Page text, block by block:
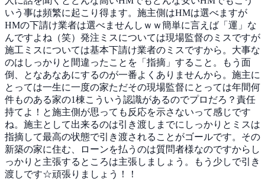
いう事は頻繁に起こり得ます。施主側はHMは選べますが
HMの下請け業者は選べませんしｗｗ簡単に言えば「運」な
んですよね（笑）発注ミスについては現場監督のミスですが
施工ミスについては基本下請け業者のミスですから。大事な
のはしっかりと間違ったことを「指摘」すること。もう面
倒、となあなあにするのが一番よくありませんから。施主に
とっては一生に一度の家ただその現場監督にとっては年間何
件ものある家の1棟こういう認識があるのでプロだろ？責任
持てよ！と施主側が思っても反応を示さないって感じです
ね。施主として出来るのは引き渡しまでにしっかりとミスは
指摘して最高の状態で引き渡されることがゴールです。その
新築の家に住む、ローンを払うのは質問者様なのですからし
っかりと主張するところは主張しましょう。もう少しで引き
渡しです☆頑張りましょう！！